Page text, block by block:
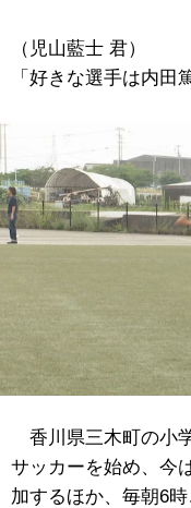
（児山藍士 君）
「好きな選手は内田
香川県三木町の小
サッカーを始め、今
加するほか、毎朝6